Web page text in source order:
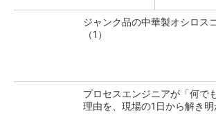
ジャンク品の中華製オシロス
（1）
プロセスエンジニアが「何で
理由を、現場の1日から解き明